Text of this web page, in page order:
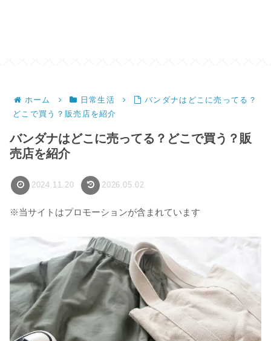
ホーム 日常生活
バンダナはどこに売ってる？
どこで買う？販売店を紹介
バンダナはどこに売ってる？どこで買う？販
売店を紹介
2024.11.20 2026.05.02
※当サイトはプロモーションが含まれています